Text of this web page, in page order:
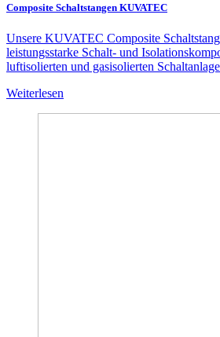
Composite Schaltstangen KUVATEC
Unsere KUVATEC Composite
leistungsstarke Schalt- und
luftisolierten und gasisolierten
Weiterlesen